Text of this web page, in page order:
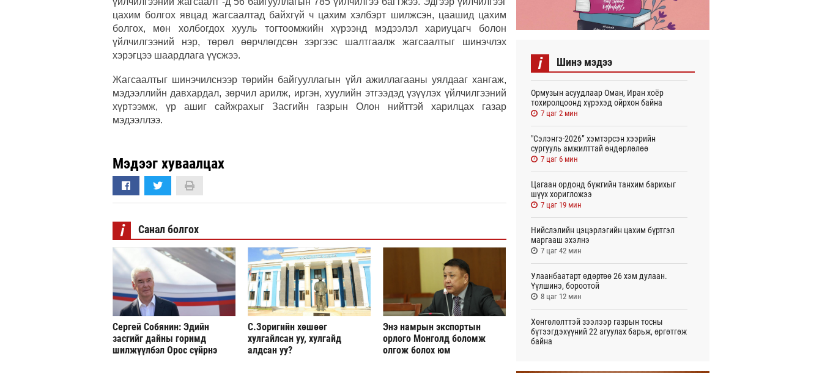
цахим болгох явцад жагсаалтад байхгүй ч цахим хэлбэрт шилжсэн, цаашид цахим
болгох, мөн холбогдох хууль тогтоомжийн хүрээнд мэдээлэл хариуцагч болон
үйлчилгээний нэр, төрөл өөрчлөгдсөн зэргээс шалтгаалж жагсаалтыг шинэчлэх
хэрэгцээ шаардлага үүсжээ.
Жагсаалтыг шинэчилснээр төрийн байгууллагын үйл ажиллагааны уялдааг хангаж,
мэдээллийн давхардал, зөрчил арилж, иргэн, хуулийн этгээдэд үзүүлэх үйлчилгээний
хүртээмж, үр ашиг сайжрахыг Засгийн газрын Олон нийттэй харилцах газар
мэдээллээ.
Мэдээг хуваалцах
i Санал болгох
Сергей Собянин: Эдийн
засгийг дайны горимд
шилжүүлбэл Орос сүйрнэ
С.Зоригийн хөшөөг
хулгайлсан уу, хулгайд
алдсан уу?
Энэ намрын экспортын
орлого Монголд боломж
олгож болох юм
i Шинэ мэдээ
Ормузын асуудлаар Оман, Иран хоёр
тохиролцоонд хүрэхэд ойрхон байна
7 цаг 2 мин
"Сэлэнгэ-2026” хэмтэрсэн хээрийн
сургууль амжилттай өндөрлөлөө
7 цаг 6 мин
Цагаан ордонд бүжгийн танхим барихыг
шүүх хоригложээ
7 цаг 19 мин
Нийслэлийн цэцэрлэгийн цахим бүртгэл
маргааш эхэлнэ
7 цаг 42 мин
Улаанбаатарт өдөртөө 26 хэм дулаан.
Үүлшинэ, бороотой
8 цаг 12 мин
Хөнгөлөлттэй зээлээр газрын тосны
бүтээгдэхүүний 22 агуулах барьж, өргөтгөж
байна